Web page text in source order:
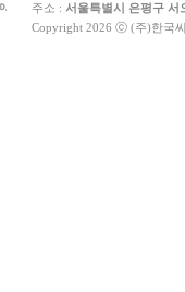
주소 : 서울특별시 은평구 서
Copyright 2026 ⓒ (주)한국